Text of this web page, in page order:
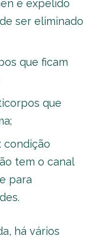
é expelido
ser eliminado
que ficam
que
condição
tem o canal
para
há vários